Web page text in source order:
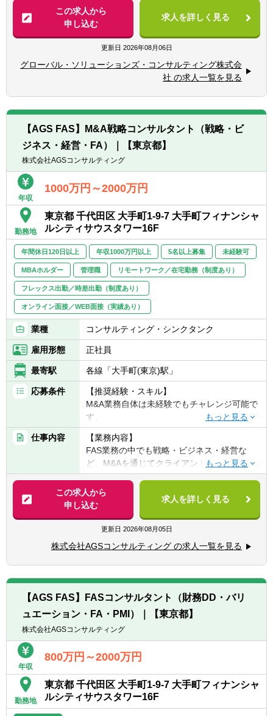
【英語について】
外資系クライアントの場合は英語を使うシー
ンもありますが、メインではありません。主
にメール（文章）でのやりとりのため、英語
に対するアレルギーがなければ問題ございま
せします。
★何よりも、意欲重視の採用ポジションです
■スタッフの業務管理、作成物のレビュー
■上記の他、経営管理業務（預金管理、給与
計算等）など
※経験に応じてクライアントに対するレポー
ティング責任者、不動産証券化のコンサルテ
ィングなどもお任せ致します。
【会社の特徴】
■外資系企業がクライアントの中心で不動産
を中心とする投資会社、各種金融機関と深い
つながりがあります。
■会計・税務に関するコンサルティング(国内
の一般的な税法のみならず、各国との租税条
取引形態に係る特殊な税務、金融商品・不動
産投資に係るストラクチャーの税務、外国人
のための申告業務等※税務業務は福永公認会
計士事務所が担当)、ファンドマネジメント
(投資ファンドの組成およびストラクチャーの
相談、投資対象のデューデリジェンス、クロ
ージング支援、SPCの管理、IFRSやUS
GAAPなど投資家から要求される会計基準、
フォーマットでのレポーティング等)、翻訳
(外国企業のアニュアルレポートの翻訳等)、
M＆A等を行っています。
この求人から
申し込む
求人を詳しく見る
更新日 2026年08月06日
グローバル・ソリューションズ・コンサルティング株式会
社 の求人一覧を見る
【AGS FAS】M&A戦略コンサルタント（戦略・ビ
ジネス・経営・FA）｜【東京都】
株式会社AGSコンサルティング
年収
1000万円～2000万円
勤務地
東京都 千代田区 大手町1-9-7 大手町フィナンシャ
ルシティサウスタワー16F
年間休日120日以上 年収1000万円以上 5名以上募集 未経験可
MBAホルダー 管理職 リモートワーク／在宅勤務（制度あり）
フレックス出勤／時差出勤（制度あり）
オンライン面接／WEB面接（実績あり）
業種 コンサルティング・シンクタンク
雇用形態 正社員
最寄駅 各線「大手町(東京)駅」
応募条件
【推奨経験・スキル】
M&A業務自体は未経験でもチャレンジ可能で
す。
以下は推奨要件となります。
■公認会計士
■外資系コンサルファームでの実務経験
■FASファームでの実務経験
■事業投資や投資先管理の実務経験（ファン
ドや商社など）
■事業会社での経営企画やM&A担当部門での
実務経験
【歓迎経験・スキル】
仕事内容
【業務内容】
FAS業務の中でも戦略・ビジネス・経営な
ど、M&Aを通じてクライアントの本質的な企
業成長の実現をリードする事業部にて、M&A
コンサルタントの募集です。
（M&A戦略（セルサイド/バイサイド）、
FA、ビジネスDD、PMI、セルサイド売却戦略
支援、企業価値向上支援全般など）
■ビジネスDD・シナジー戦略検討
■M&Aを活用した非連続的なバリューアップ
へのM&A戦略策定と実際のM&A交渉/実行を
導く成長型FA業務
■バリュエーション業務（株式価値算定、統
合比率算定、財務モデリングなど）
■PMI業務（PMO、シナジー実現サポート、
経営管理高度化、ガバナンス、システム
(DX)、等）
■カーブアウト支援全般（カーブアウトPL/BS
等）
■事業再構築支援業務（事業ポートフォリオ
見直し、再生計画策定、事業売却検討、セラ
この求人から
申し込む
求人を詳しく見る
更新日 2026年08月05日
株式会社AGSコンサルティング の求人一覧を見る
【AGS FAS】FASコンサルタント（財務DD・バリ
ュエーション・FA・PMI）｜【東京都】
株式会社AGSコンサルティング
年収
800万円～2000万円
勤務地
東京都 千代田区 大手町1-9-7 大手町フィナンシャ
ルシティサウスタワー16F